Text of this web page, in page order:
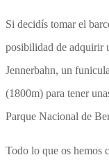
Si decidís tomar el
posibilidad de adquirir
Jennerbahn, un
(1800m) para tener
Parque Nacional de
Todo lo que os hemos